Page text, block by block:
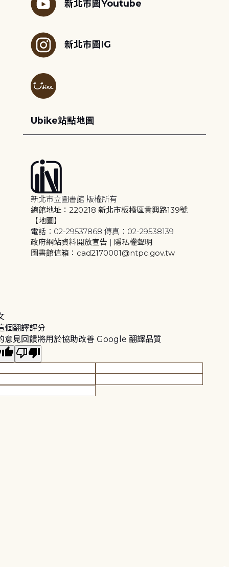
新北市圖Youtube
新北市圖IG
Ubike站點地圖
新北市立圖書館 版權所有
總館地址：220218 新北市板橋區貴興路139號
【地圖】
電話：02-29537868 傳真：02-29538139
政府網站資料開放宣告 | 隱私權聲明
圖書館信箱：cad2170001@ntpc.gov.tw
個翻譯評分
意見回饋將用於協助改善 Google 翻譯品質